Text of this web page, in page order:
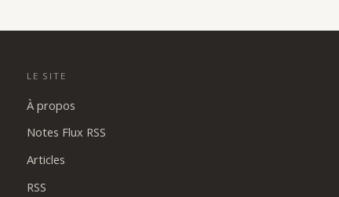
LE SITE
À propos
Notes Flux RSS
Articles
RSS